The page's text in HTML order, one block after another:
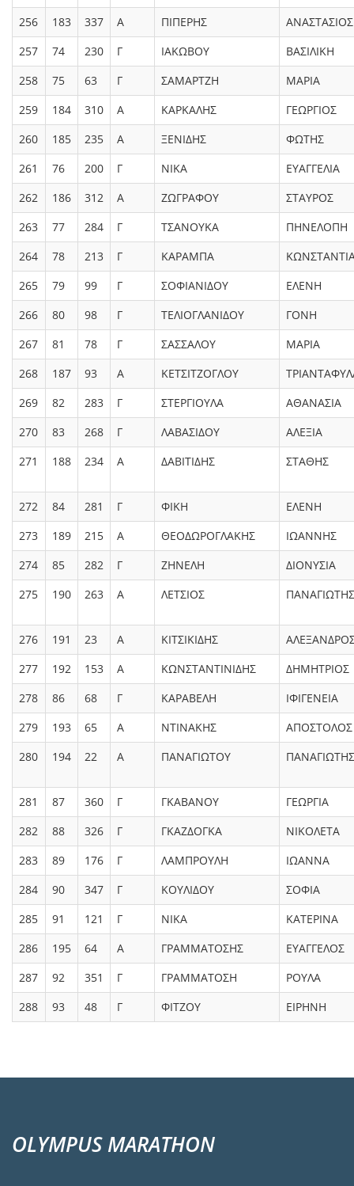
256
183 337 Α ΠΙΠΕΡΗΣ
ΑΝΑΣΤΑΣΙΟΣ
257
74 230 Γ ΙΑΚΩΒΟΥ
ΒΑΣΙΛΙΚΗ
258
75 63 Γ ΣΑΜΑΡΤΖΗ
ΜΑΡΙΑ
259
184 310 Α ΚΑΡΚΑΛΗΣ
ΓΕΩΡΓΙΟΣ
260
185 235 Α ΞΕΝΙΔΗΣ
ΦΩΤΗΣ
261
76 200 Γ ΝΙΚΑ
ΕΥΑΓΓΕΛΙΑ
262
186 312 Α ΖΩΓΡΑΦΟΥ
ΣΤΑΥΡΟΣ
263
77 284 Γ ΤΣΑΝΟΥΚΑ
ΠΗΝΕΛΟΠΗ
264
78 213 Γ ΚΑΡΑΜΠΑ
265
79 99 Γ ΣΟΦΙΑΝΙΔΟΥ
ΕΛΕΝΗ
266
80 98 Γ ΤΕΛΙΟΓΛΑΝΙΔΟΥ
ΓΟΝΗ
267
81 78 Γ ΣΑΣΣΑΛΟΥ
ΜΑΡΙΑ
268
187 93 Α ΚΕΤΣΙΤΖΟΓΛΟΥ
269
82 283 Γ ΣΤΕΡΓΙΟΥΛΑ
ΑΘΑΝΑΣΙΑ
270
83 268 Γ ΛΑΒΑΣΙΔΟΥ
ΑΛΕΞΙΑ
271
188 234 Α ΔΑΒΙΤΙΔΗΣ ΣΤΑΘΗΣ
272 84 281 Γ ΦΙΚΗ
ΕΛΕΝΗ
273
189 215 Α ΘΕΟΔΩΡΟΓΛΑΚΗΣ
ΙΩΑΝΝΗΣ
274
85 282 Γ ΖΗΝΕΛΗ
ΔΙΟΝΥΣΙΑ
275
190 263 Α ΛΕΤΣΙΟΣ ΠΑΝΑΓΙΩΤΗΣ
276 191 23 Α ΚΙΤΣΙΚΙΔΗΣ
277
192 153 Α ΚΩΝΣΤΑΝΤΙΝΙΔΗΣ
ΔΗΜΗΤΡΙΟΣ
278
86 68 Γ ΚΑΡΑΒΕΛΗ
ΙΦΙΓΕΝΕΙΑ
279
193 65 Α ΝΤΙΝΑΚΗΣ
ΑΠΟΣΤΟΛΟΣ
280
194 22 Α ΠΑΝΑΓΙΩΤΟΥ ΠΑΝΑΓΙΩΤΗΣ
281 87 360 Γ ΓΚΑΒΑΝΟΥ
ΓΕΩΡΓΙΑ
282
88 326 Γ ΓΚΑΖΔΟΓΚΑ
ΝΙΚΟΛΕΤΑ
283
89 176 Γ ΛΑΜΠΡΟΥΛΗ
ΙΩΑΝΝΑ
284
90 347 Γ ΚΟΥΛΙΔΟΥ
ΣΟΦΙΑ
285
91 121 Γ ΝΙΚΑ
ΚΑΤΕΡΙΝΑ
286
195 64 Α ΓΡΑΜΜΑΤΟΣΗΣ
ΕΥΑΓΓΕΛΟΣ
287
92 351 Γ ΓΡΑΜΜΑΤΟΣΗ
ΡΟΥΛΑ
288
93 48 Γ ΦΙΤΖΟΥ ΕΙΡΗΝΗ
OLYMPUS MARATHON